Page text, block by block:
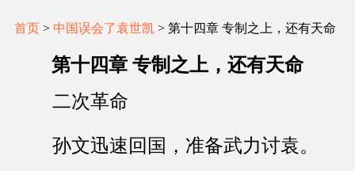
首页 > 中国误会了袁世凯 > 第十四章 专制之上，还有天命
第十四章 专制之上，还有天命
二次革命
孙文迅速回国，准备武力讨袁。